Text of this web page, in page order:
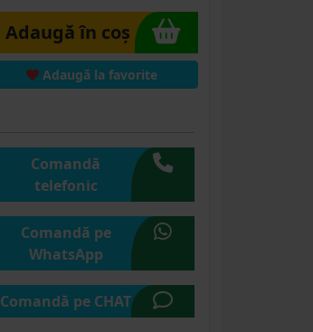
Adaugă în coș
Adaugă la favorite
Comandă
telefonic
Comandă pe
WhatsApp
Comandă pe CHAT